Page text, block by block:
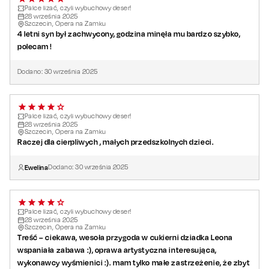
Głos dziadka Leona -
Twórcy:
Reżyseria:
Muzyka:Waldemar Ossowski
Kostiumy:Krystyna Tabiszewska
Charakteryzacja:Olga Kołomycew
Couch wokalny: Karolina Drewnik
Choreografia i ruch sceniczny:Oskar Wójcik
Spektakl dla widzów od 3 roku życia.
Palce lizać, czyli wybuchowy deser!
28 września 2025
Szczecin, Opera na Zamku
4 letni syn był zachwycony, godzina minęła mu bardzo szybko,
polecam !
Dodano: 30września 2025
Palce lizać, czyli wybuchowy deser!
28 września 2025
Szczecin, Opera na Zamku
Raczej dla cierpliwych , małych przedszkolnych dzieci.
EwelinaDodano:30 września 2025
Palce lizać, czyli wybuchowy deser!
28 września 2025
Szczecin, Opera na Zamku
Treść – ciekawa, wesoła przygoda w cukierni dziadka Leona
wspaniała zabawa :), oprawa artystyczna interesująca,
wykonawcy wyśmienici :). mam tylko małe zastrzeżenie, że zbyt